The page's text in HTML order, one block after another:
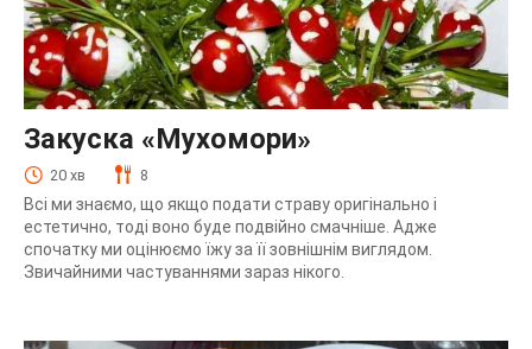
Закуска «Мухомори»
20 хв 8
Всі ми знаємо, що якщо подати страву оригінально і
естетично, тоді воно буде подвійно смачніше. Адже
спочатку ми оцінюємо їжу за її зовнішнім виглядом.
Звичайними частуваннями зараз нікого.